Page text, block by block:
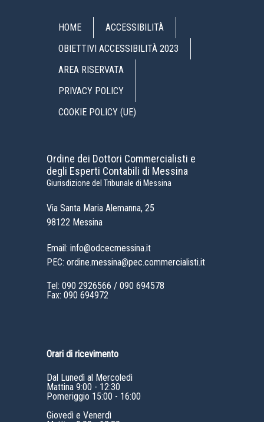
HOME
ACCESSIBILITÀ
OBIETTIVI ACCESSIBILITÀ 2023
AREA RISERVATA
PRIVACY POLICY
COOKIE POLICY (UE)
Ordine dei Dottori Commercialisti e
degli Esperti Contabili di Messina
Giurisdizione del Tribunale di Messina
Via Santa Maria Alemanna, 25
98122 Messina
Email: info@odcecmessina.it
PEC: ordine.messina@pec.commercialisti.it
Tel: 090 2926566 / 090 694578
Fax: 090 694972
Orari di ricevimento
Dal Lunedì al Mercoledì
Mattina 9:00 - 12:30
Pomeriggio 15:00 - 16:00
Giovedì e Venerdì